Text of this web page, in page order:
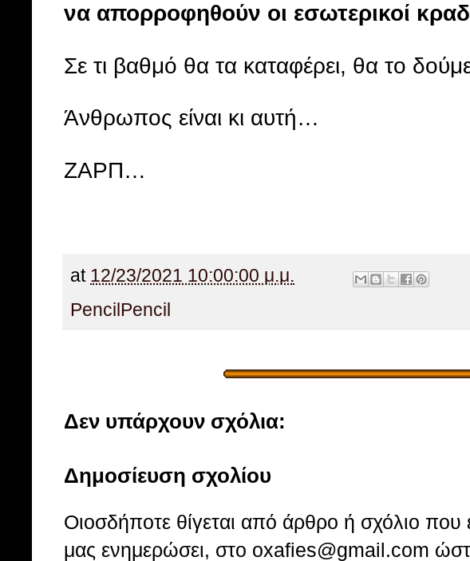
να απορροφηθούν οι εσωτερικοί
Σε τι βαθμό θα τα καταφέρει, θα το
Άνθρωπος είναι κι αυτή…
ΖΑΡΠ…
at 12/23/2021 10:00:00 μ.μ.
Pencil Pencil
Δεν υπάρχουν σχόλια:
Δημοσίευση σχολίου
Οιοσδήποτε θίγεται από άρθρο ή σχόλιο
μας ενημερώσει, στο oxafies@gmail.com